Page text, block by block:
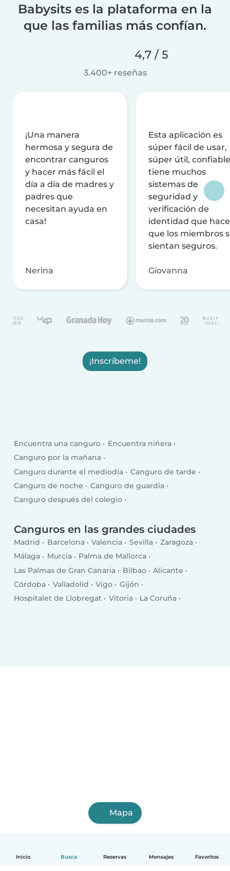
Inicio Busca Reservas Mensajes Favoritos
Babysits es la plataforma en la
que las familias más confían.
4,7 / 5
3.400+ reseñas
¡Una manera
hermosa y segura de
encontrar canguros
y hacer más fácil el
día a día de madres y
padres que
necesitan ayuda en
casa!
Nerina
Esta aplicación es
súper fácil de usar,
súper útil,
tiene muchos
sistemas de
seguridad y
verificación de
identidad que
que los miembros
sientan seguros.
Giovanna
¡Inscríbeme!
Encuentra una canguro
Encuentra niñera
Canguro por la mañana
Canguro durante el mediodía
Canguro de tarde
Canguro de noche
Canguro de guardia
Canguro después del colegio
Canguro para el fin de semana
Canguros en las grandes ciudades
Madrid Barcelona Valencia Sevilla
Zaragoza
Málaga
Murcia
Palma de Mallorca
Las Palmas de Gran Canaria
Bilbao
Alicante
Córdoba
Valladolid Vigo
Gijón
Hospitalet de Llobregat
Vitoria
La Coruña
Granada
Elche Oviedo Badalona
Mapa